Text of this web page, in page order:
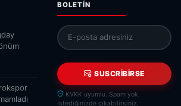
BOLETÍN
SUSCRIBIRSE
KVKK uyumlu. Spam yok.
İstediğinizde çıkabilirsiniz.